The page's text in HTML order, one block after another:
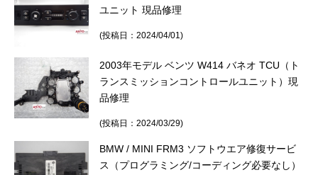
ユニット 現品修理
(投稿日：2024/04/01)
2003年モデル ベンツ W414 バネオ TCU（ト
ランスミッションコントロールユニット）現
品修理
(投稿日：2024/03/29)
BMW / MINI FRM3 ソフトウエア修復サービ
ス（プログラミング/コーディング必要なし）